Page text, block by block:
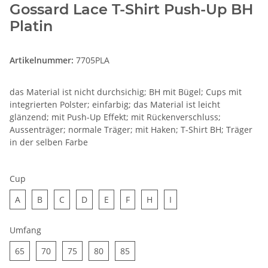
Gossard Lace T-Shirt Push-Up BH
Platin
Artikelnummer: 7705PLA
das Material ist nicht durchsichig; BH mit Bügel; Cups mit
integrierten Polster; einfarbig; das Material ist leicht
glänzend; mit Push-Up Effekt; mit Rückenverschluss;
Aussenträger; normale Träger; mit Haken; T-Shirt BH; Träger
in der selben Farbe
Cup
AA BB CC DD E FF H I
Umfang
65
7070 75 8080 85